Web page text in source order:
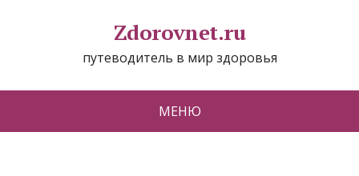
Zdorovnet.ru
путеводитель в мир здоровья
МЕНЮ